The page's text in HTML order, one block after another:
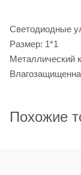
Светодиодные
Размер: 1*1
Металлический
Похожие